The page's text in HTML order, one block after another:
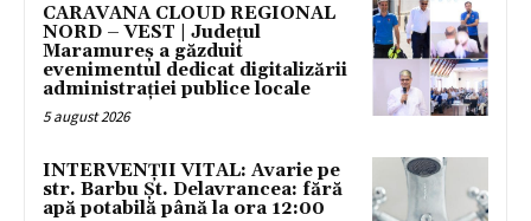
CARAVANA CLOUD REGIONAL
NORD – VEST | Județul
Maramureș a găzduit
evenimentul dedicat digitalizării
administrației publice locale
5 august 2026
INTERVENȚII VITAL: Avarie pe
str. Barbu Șt. Delavrancea: fără
apă potabilă până la ora 12:00